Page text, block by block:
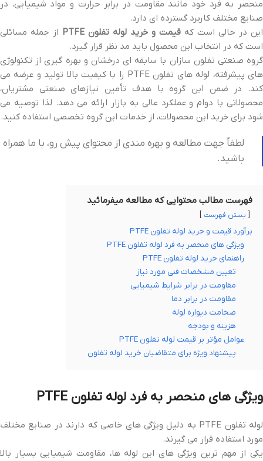
منحصر به فرد خود مانند مقاومت در برابر حرارت و مواد شیمیایی، در
صنایع مختلف کاربرد گسترده ای دارد.
این در حالی است که قیمت و خرید لوله تفلون PTFE
از جمله مسائلی
است که در انتخاب این محصول باید مد نظر قرار گیرد.
گروه صنعتی تفلون سازان با سابقه ای درخشان و بهره گیری از تکنولوژی
های پیشرفته، لوله های تفلون PTFE را با کیفیت بالا تولید و عرضه می
کند. در ضمن این گروه با هدف تأمین نیازهای صنعتی مشتریان،
محصولاتی با دوام و عملکرد عالی به بازار ارائه می دهد. لذا توصیه می
شود برای خرید این محصولات، از خدمات این گروه تخصصی استفاده کنید.
لطفاً جهت مطالعه و بهره مندی از محتوای پیش رو، با ما همراه
باشید.
فهرست مطالب محتوایی که مطالعه میفرمائید
بستن فهرست
برآورد قیمت و خرید لوله تفلون PTFE
ویژگی های منحصر به فرد لوله تفلون PTFE
راهنمای خرید لوله تفلون PTFE
تعیین مشخصات فنی مورد نیاز
مقاومت در برابر شرایط شیمیایی
مقاومت در برابر دما
ضخامت دیواره لوله
هزینه و بودجه
عوامل مؤثر بر قیمت لوله تفلون PTFE
پیشنهاد ویژه برای متقاضیان خرید لوله تفلون
ویژگی های منحصر به فرد لوله تفلون PTFE
لوله تفلون PTFE به دلیل ویژگی های خاصی که دارند در صنایع مختلف
مورد استفاده قرار می گیرند.
یکی از مهم ترین ویژگی های این لوله ها، مقاومت شیمیایی بسیار بالا